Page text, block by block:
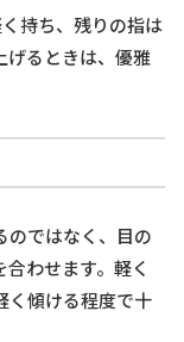
持ち、残りの指は
げるときは、優雅
のではなく、目の
わせます。軽く
く傾ける程度で十